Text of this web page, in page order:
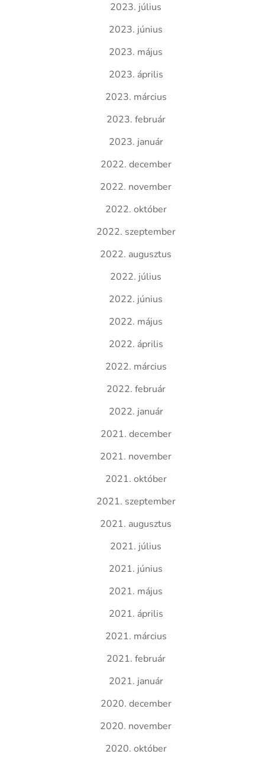
2023. július
2023. június
2023. május
2023. április
2023. március
2023. február
2023. január
2022. december
2022. november
2022. október
2022. szeptember
2022. augusztus
2022. július
2022. június
2022. május
2022. április
2022. március
2022. február
2022. január
2021. december
2021. november
2021. október
2021. szeptember
2021. augusztus
2021. július
2021. június
2021. május
2021. április
2021. március
2021. február
2021. január
2020. december
2020. november
2020. október